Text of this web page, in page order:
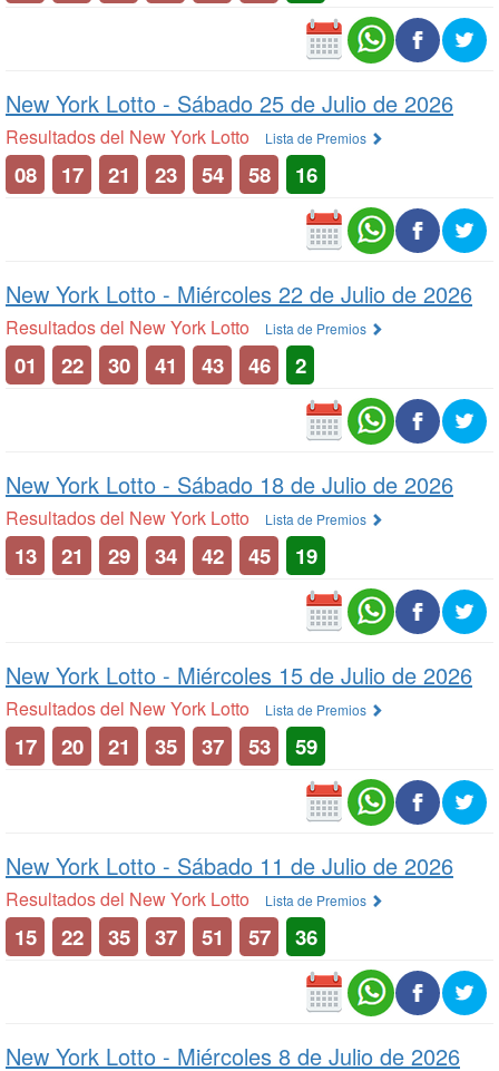
New York Lotto - Sábado 25 de Julio de 2026
Resultados del New York Lotto Lista de Premios
08 17 21 23 54 58 16
New York Lotto - Miércoles 22 de Julio de 2026
Resultados del New York Lotto Lista de Premios
01 22 30 41 43 46 2
New York Lotto - Sábado 18 de Julio de 2026
Resultados del New York Lotto Lista de Premios
13 21 29 34 42 45 19
New York Lotto - Miércoles 15 de Julio de 2026
Resultados del New York Lotto Lista de Premios
17 20 21 35 37 53 59
New York Lotto - Sábado 11 de Julio de 2026
Resultados del New York Lotto Lista de Premios
15 22 35 37 51 57 36
New York Lotto - Miércoles 8 de Julio de 2026